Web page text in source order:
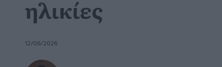
ηλικίες
12/06/2026